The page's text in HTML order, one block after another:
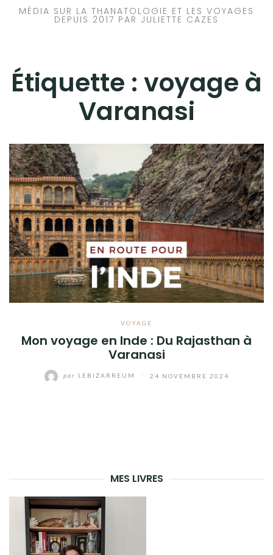
MÉDIA SUR LA THANATOLOGIE ET LES VOYAGES
DEPUIS 2017 PAR JULIETTE CAZES
Étiquette : voyage à
Varanasi
VOYAGE
Mon voyage en Inde : Du Rajasthan à
Varanasi
par LEBIZARREUM 24 NOVEMBRE 2024
MES LIVRES